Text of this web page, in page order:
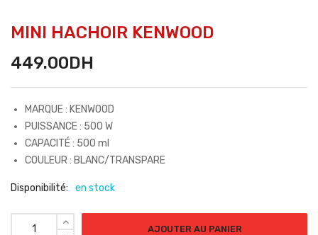
MINI HACHOIR KENWOOD
449.00DH
MARQUE : KENWOOD
PUISSANCE : 500 W
CAPACITÉ : 500 ml
COULEUR : BLANC/TRANSPARE
Disponibilité: en stock
AJOUTER AU PANIER